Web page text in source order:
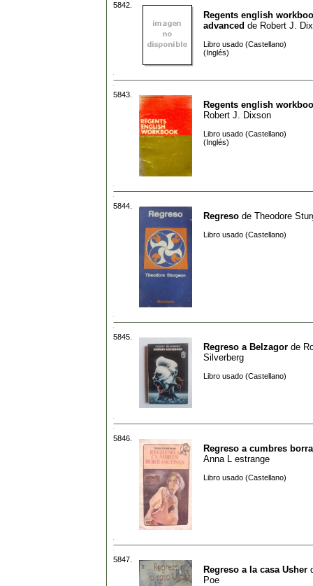
5842.
Regents english
advanced de Robert J.
Libro usado (Castellano)
(Inglés)
5843.
Regents english
Robert J. Dixson
Libro usado (Castellano)
(Inglés)
5844.
Regreso de Theodore
Libro usado (Castellano)
5845.
Regreso a Belzagor de
Silverberg
Libro usado (Castellano)
5846.
Regreso a cumbres
Anna L estrange
Libro usado (Castellano)
5847.
Regreso a la casa Usher
Poe